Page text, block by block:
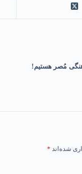
مُصر هستیم!
شده‌اند *